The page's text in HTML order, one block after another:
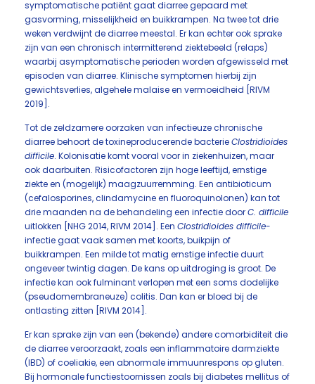
symptomatische patiënt gaat diarree gepaard met
gasvorming, misselijkheid en buikkrampen. Na twee tot drie
weken verdwijnt de diarree meestal. Er kan echter ook sprake
zijn van een chronisch intermitterend ziektebeeld (relaps)
waarbij asymptomatische perioden worden afgewisseld met
episoden van diarree. Klinische symptomen hierbij zijn
gewichtsverlies, algehele malaise en vermoeidheid [RIVM
2019].
Tot de zeldzamere oorzaken van infectieuze chronische
diarree behoort de toxineproducerende bacterieClostridioides
difficile. Kolonisatie komt vooral voor in ziekenhuizen, maar
ook daarbuiten. Risicofactoren zijn hoge leeftijd, ernstige
ziekte en (mogelijk) maagzuurremming. Een antibioticum
(cefalosporines, clindamycine en fluoroquinolonen) kan tot
drie maanden na de behandeling een infectie doorC. difficile
uitlokken [NHG 2014, RIVM 2014]. Een Clostridioides difficile-
infectie gaat vaak samen met koorts, buikpijn of
buikkrampen. Een milde tot matig ernstige infectie duurt
ongeveer twintig dagen. De kans op uitdroging is groot. De
infectie kan ook fulminant verlopen met een soms dodelijke
(pseudomembraneuze) colitis. Dan kan er bloed bij de
ontlasting zitten [RIVM 2014].
Er kan sprake zijn van een (bekende) andere comorbiditeit die
de diarree veroorzaakt, zoals een inflammatoire darmziekte
(IBD) of coeliakie, een abnormale immuunrespons op gluten.
Bij hormonale functiestoornissen zoals bij diabetes mellitus of